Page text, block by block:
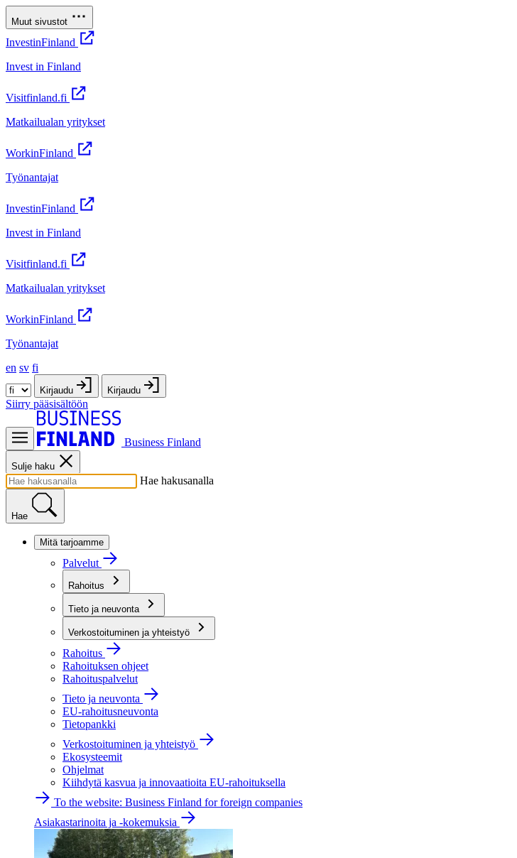
Muut sivustot
InvestinFinland
Invest in Finland
Visitfinland.fi
Matkailualan yritykset
WorkinFinland
Työnantajat
InvestinFinland
Invest in Finland
Visitfinland.fi
Matkailualan yritykset
WorkinFinland
Työnantajat
en sv fi
Kirjaudu Kirjaudu
Siirry pääsisältöön
Business Finland
Sulje haku
Hae hakusanalla
Hae
Mitä tarjoamme
Palvelut
Rahoitus
Tieto ja neuvonta
Verkostoituminen ja yhteistyö
Rahoitus
Rahoituksen ohjeet
Rahoituspalvelut
Tieto ja neuvonta
EU-rahoitusneuvonta
Tietopankki
Verkostoituminen ja yhteistyö
Ekosysteemit
Ohjelmat
Kiihdytä kasvua ja innovaatioita EU-rahoituksella
To the website: Business Finland for foreign companies
Asiakastarinoita ja -kokemuksia